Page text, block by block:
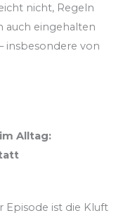
nicht, Regeln
auch eingehalten
insbesondere von
Alltag:
Episode ist die Kluft